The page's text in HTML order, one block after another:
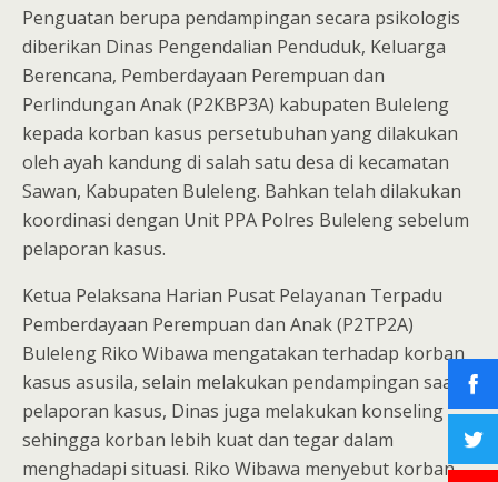
Penguatan berupa pendampingan secara psikologis
diberikan Dinas Pengendalian Penduduk, Keluarga
Berencana, Pemberdayaan Perempuan dan
Perlindungan Anak (P2KBP3A) kabupaten Buleleng
kepada korban kasus persetubuhan yang dilakukan
oleh ayah kandung di salah satu desa di kecamatan
Sawan, Kabupaten Buleleng. Bahkan telah dilakukan
koordinasi dengan Unit PPA Polres Buleleng sebelum
pelaporan kasus.
Ketua Pelaksana Harian Pusat Pelayanan Terpadu
Pemberdayaan Perempuan dan Anak (P2TP2A)
Buleleng Riko Wibawa mengatakan terhadap korban
kasus asusila, selain melakukan pendampingan saat
pelaporan kasus, Dinas juga melakukan konseling
sehingga korban lebih kuat dan tegar dalam
menghadapi situasi. Riko Wibawa menyebut korban